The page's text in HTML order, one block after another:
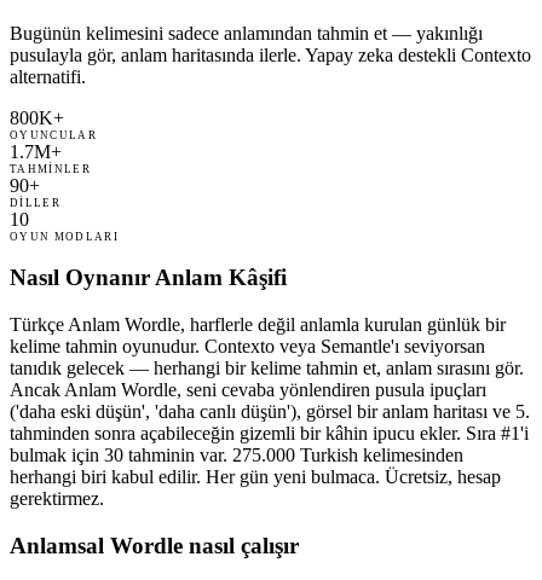
BIR KELIME YAZ…
0 / 30 tahmin kullanıldı
PUSULA
Pusulan ilk tahmininden sonra görünecek.
Bugünün kelimesini sadece anlamından tahmin et — yakınlığı
pusulayla gör, anlam haritasında ilerle. Yapay zeka destekli Contexto
alternatifi.
800K+
OYUNCULAR
1.7M+
TAHMINLER
90+
DILLER
10
OYUN MODLARI
Nasıl Oynanır Anlam Kâşifi
Türkçe Anlam Wordle, harflerle değil anlamla kurulan günlük bir
kelime tahmin oyunudur. Contexto veya Semantle'ı seviyorsan
tanıdık gelecek — herhangi bir kelime tahmin et, anlam sırasını gör.
Ancak Anlam Wordle, seni cevaba yönlendiren pusula ipuçları
('daha eski düşün', 'daha canlı düşün'), görsel bir anlam haritası ve 5.
tahminden sonra açabileceğin gizemli bir kâhin ipucu ekler. Sıra #1'i
bulmak için 30 tahminin var. 275.000 Turkish kelimesinden
herhangi biri kabul edilir. Her gün yeni bulmaca. Ücretsiz, hesap
gerektirmez.
Anlamsal Wordle nasıl çalışır